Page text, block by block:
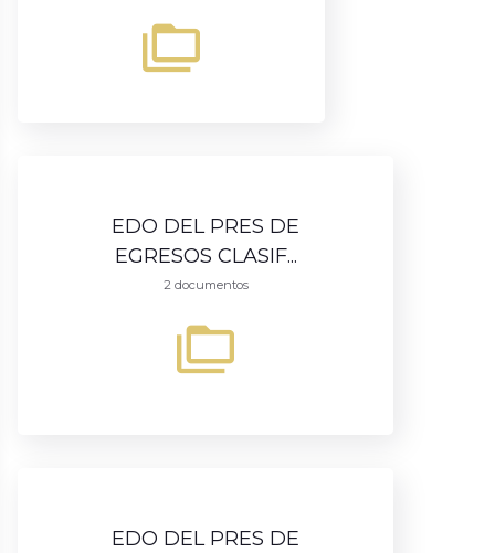
EDO DEL PRES DE
EGRESOS CLASIF...
2 documentos
EDO DEL PRES DE